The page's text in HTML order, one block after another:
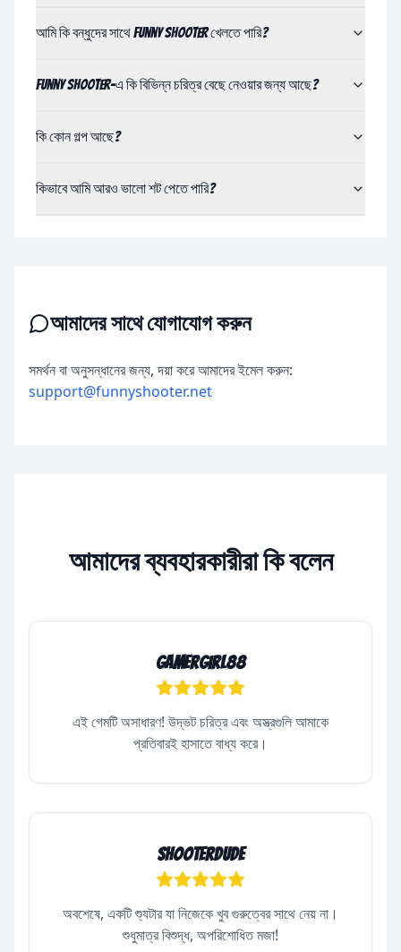
আমি কি বন্ধুদের সাথে Funny Shooter খেলতে পারি?
Funny Shooter-এ কি বিভিন্ন চরিত্র বেছে নেওয়ার জন্য আছে?
কি কোন গল্প আছে?
কিভাবে আমি আরও ভালো শট পেতে পারি?
আমাদের সাথে যোগাযোগ করুন
সমর্থন বা অনুসন্ধানের জন্য, দয়া করে আমাদের ইমেল করুন:
support@funnyshooter.net
আমাদের ব্যবহারকারীরা কি বলেন
GamerGirl88
এই গেমটি অসাধারণ! উদ্ভট চরিত্র এবং অস্ত্রগুলি আমাকে
প্রতিবারই হাসাতে বাধ্য করে।
ShooterDude
অবশেষে, একটি শ্যুটার যা নিজেকে খুব গুরুত্বের সাথে নেয় না।
শুধুমাত্র বিশুদ্ধ, অপরিশোধিত মজা!